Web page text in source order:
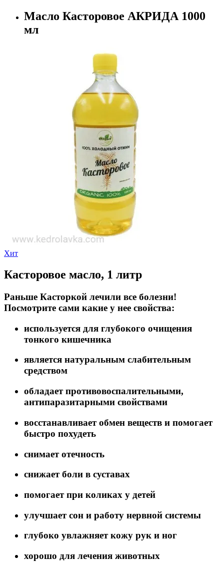
Масло Касторовое АКРИДА 1000
мл
Хит
Касторовое масло, 1 литр
Раньше Касторкой лечили все болезни!
Посмотрите сами какие у нее свойства:
используется для глубокого очищения
тонкого кишечника
является натуральным слабительным
средством
обладает противовоспалительными,
антипаразитарными свойствами
восстанавливает обмен веществ и помогает
быстро похудеть
снимает отечность
снижает боли в суставах
помогает при коликах у детей
улучшает сон и работу нервной системы
глубоко увлажняет кожу рук и ног
хорошо для лечения животных